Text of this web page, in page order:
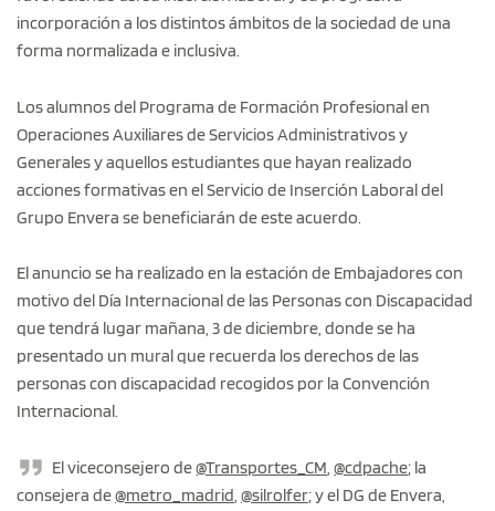
incorporación a los distintos ámbitos de la sociedad de una
forma normalizada e inclusiva.
Los alumnos del Programa de Formación Profesional en
Operaciones Auxiliares de Servicios Administrativos y
Generales y aquellos estudiantes que hayan realizado
acciones formativas en el Servicio de Inserción Laboral del
Grupo Envera se beneficiarán de este acuerdo.
El anuncio se ha realizado en la estación de Embajadores con
motivo del Día Internacional de las Personas con Discapacidad
que tendrá lugar mañana, 3 de diciembre, donde se ha
presentado un mural que recuerda los derechos de las
personas con discapacidad recogidos por la Convención
Internacional.
El viceconsejero de@Transportes_CM,@cdpache; la
consejera de@metro_madrid, @silrolfer; y el DG de Envera,